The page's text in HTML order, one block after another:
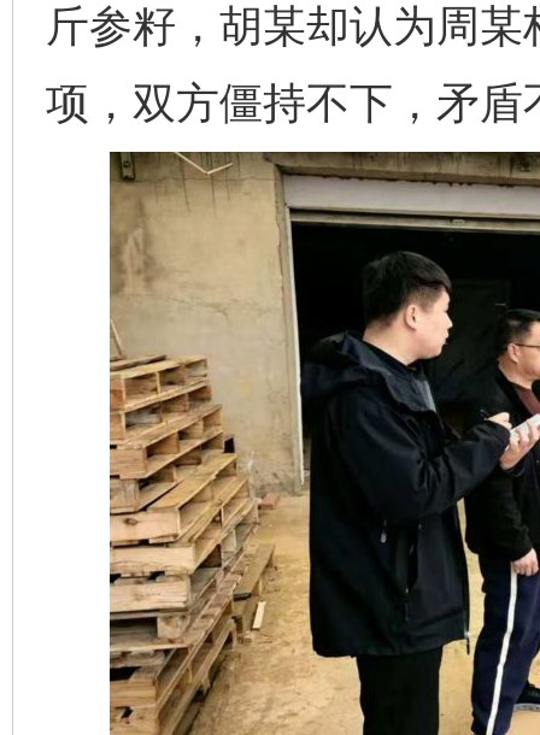
斤参籽，胡某却认为周
项，双方僵持不下，矛盾